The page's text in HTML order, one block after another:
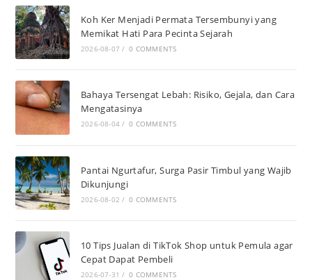
Koh Ker Menjadi Permata Tersembunyi yang
Memikat Hati Para Pecinta Sejarah
2026-08-07 / 0 COMMENTS
Bahaya Tersengat Lebah: Risiko, Gejala, dan Cara
Mengatasinya
2026-08-04 / 0 COMMENTS
Pantai Ngurtafur, Surga Pasir Timbul yang Wajib
Dikunjungi
2026-08-02 / 0 COMMENTS
10 Tips Jualan di TikTok Shop untuk Pemula agar
Cepat Dapat Pembeli
2026-07-31 / 0 COMMENTS